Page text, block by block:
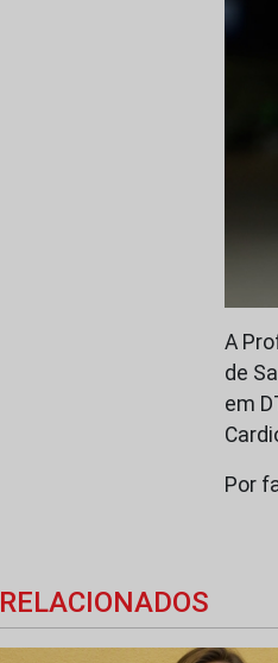
A
de
em
Por
RELACIONADOS